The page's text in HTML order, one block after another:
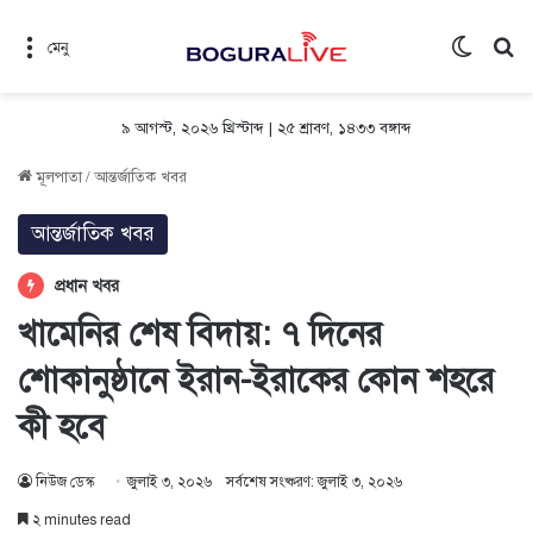
মেনু
৯ আগস্ট, ২০২৬ খ্রিস্টাব্দ | ২৫ শ্রাবণ, ১৪৩৩ বঙ্গাব্দ
মূলপাতা/আন্তর্জাতিক খবর
আন্তর্জাতিক খবর
প্রধান খবর
খামেনির শেষ বিদায়: ৭ দিনের
শোকানুষ্ঠানে ইরান-ইরাকের কোন শহরে
কী হবে
নিউজ ডেস্ক জুলাই ৩, ২০২৬ সর্বশেষ সংষ্করণ: জুলাই ৩, ২০২৬
২ minutes read